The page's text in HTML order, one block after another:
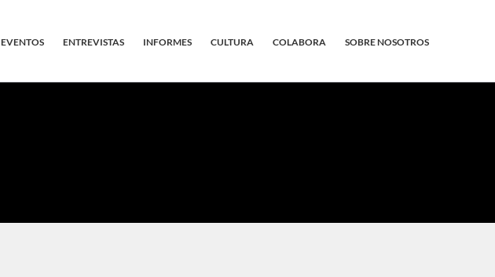
EVENTOS ENTREVISTAS INFORMES CULTURA COLABORA SOBRE NOSOTROS